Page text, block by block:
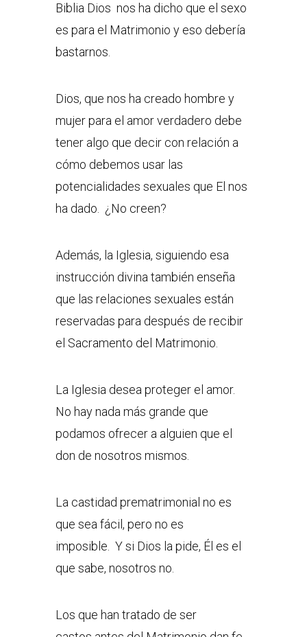
Biblia Dios nos ha dicho que el sexo
es para el Matrimonio y eso debería
bastarnos.
Dios, que nos ha creado hombre y
mujer para el amor verdadero debe
tener algo que decir con relación a
cómo debemos usar las
potencialidades sexuales que El nos
ha dado. ¿No creen?
Además, la Iglesia, siguiendo esa
instrucción divina también enseña
que las relaciones sexuales están
reservadas para después de recibir
el Sacramento del Matrimonio.
La Iglesia desea proteger el amor.
No hay nada más grande que
podamos ofrecer a alguien que el
don de nosotros mismos.
La castidad prematrimonial no es
que sea fácil, pero no es
imposible. Y si Dios la pide, Él es el
que sabe, nosotros no.
Los que han tratado de ser